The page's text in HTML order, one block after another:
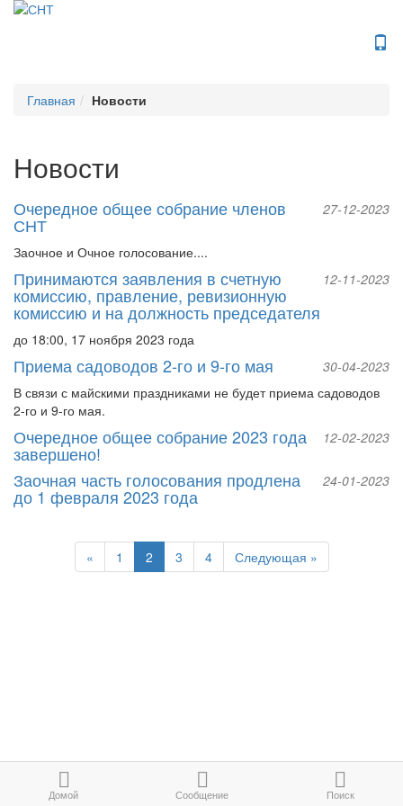
Toggle
Главная Новости
Новости
27-12-2023
Очередное общее собрание членов
СНТ
Заочное и Очное голосование....
12-11-2023
Принимаются заявления в счетную
комиссию, правление, ревизионную
комиссию и на должность председателя
до 18:00, 17 ноября 2023 года
30-04-2023
Приема садоводов 2-го и 9-го мая
В связи с майскими праздниками не будет приема садоводов
2-го и 9-го мая.
12-02-2023
Очередное общее собрание 2023 года
завершено!
24-01-2023
Заочная часть голосования продлена
до 1 февраля 2023 года
«Previous
1 2 3 4 Следующая »Next
Домой Сообщение Поиск